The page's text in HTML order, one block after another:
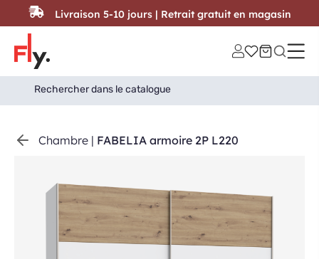
Passer au contenu
Search
for:
Search Button
Chambre | FABELIA armoire 2P L220
Livraison 5-10 jours | Retrait gratuit en magasin